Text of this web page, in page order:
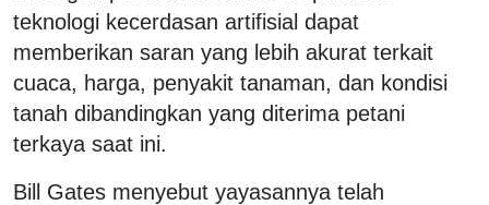
teknologi kecerdasan artifisial dapat
memberikan saran yang lebih akurat terkait
cuaca, harga, penyakit tanaman, dan kondisi
tanah dibandingkan yang diterima petani
terkaya saat ini.
Bill Gates menyebut yayasannya telah